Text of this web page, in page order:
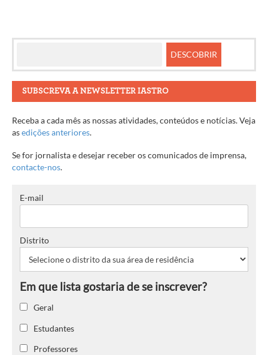
SUBSCREVA A NEWSLETTER IASTRO
Receba a cada mês as nossas atividades, conteúdos e notícias. Veja
asedições anteriores.
Se for jornalista e desejar receber os comunicados de imprensa,
contacte-nos.
E-mail
Distrito
Geral
Estudantes
Professores